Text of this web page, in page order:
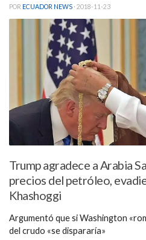
POR ECUADOR NEWS · 2018-11-23
Trump agradece a Arabia
precios del petróleo,
Khashoggi
Argumentó que si Washington
del crudo «se dispararía»